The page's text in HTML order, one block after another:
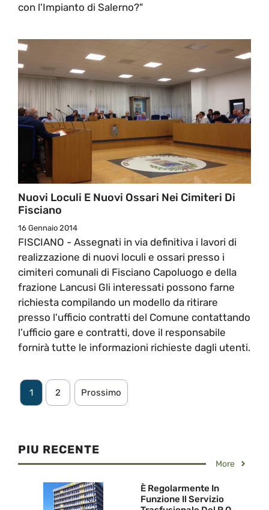
con l'Impianto di Salerno?"
Nuovi Loculi E Nuovi Ossari Nei Cimiteri Di
Fisciano
16 Gennaio 2014
FISCIANO - Assegnati in via definitiva i lavori di
realizzazione di nuovi loculi e ossari presso i
cimiteri comunali di Fisciano Capoluogo e della
frazione Lancusi Gli interessati possono farne
richiesta compilando un modello da ritirare
presso l'ufficio contratti del Comune contattando
l’ufficio gare e contratti, dove il responsabile
fornirà tutte le informazioni richieste dagli utenti.
1 2 Prossimo
PIU RECENTE
More
È Regolarmente In
Funzione Il Servizio